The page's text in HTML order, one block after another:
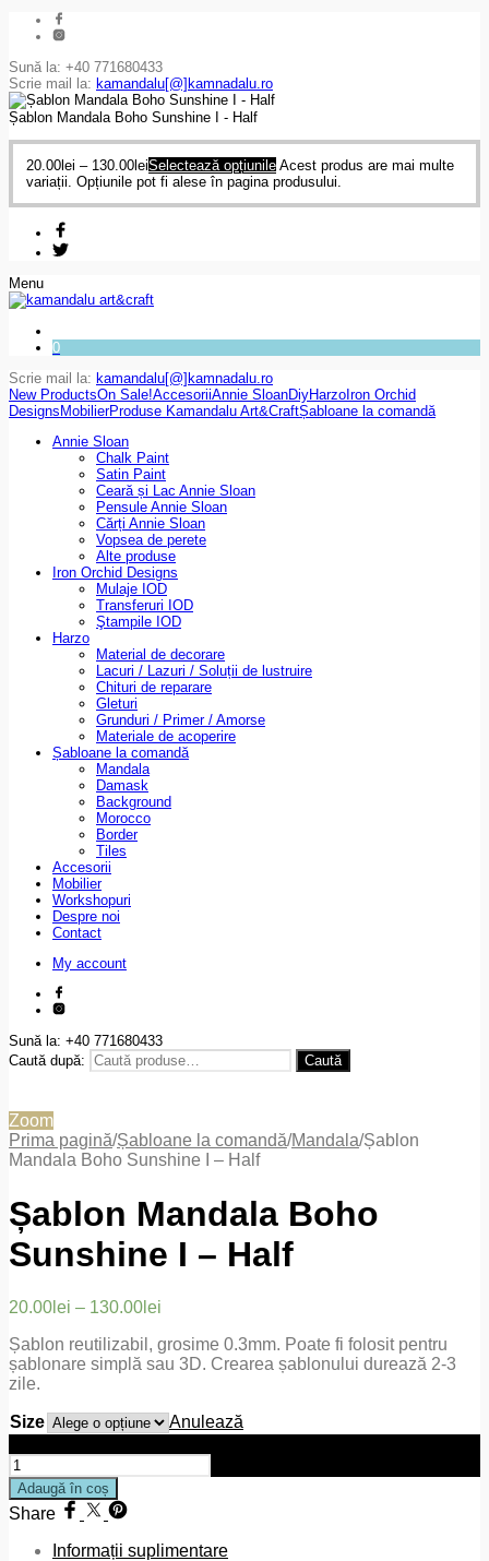
Sună la: +40 771680433
Scrie mail la: kamandalu[@]kamnadalu.ro
Șablon Mandala Boho Sunshine I - Half
20.00 lei – 130.00 leiSelectează opțiunile Acest produs are mai multe
variații. Opțiunile pot fi alese în pagina produsului.
Menu
0
Scrie mail la: kamandalu[@]kamnadalu.ro
New ProductsOn Sale!AccesoriiAnnie SloanDiyHarzo Iron Orchid
Designs MobilierProduse Kamandalu Art&CraftȘabloane la comandă
Annie Sloan
Chalk Paint
Satin Paint
Ceară și Lac Annie Sloan
Pensule Annie Sloan
Cărți Annie Sloan
Vopsea de perete
Alte produse
Iron Orchid Designs
Mulaje IOD
Transferuri IOD
Ştampile IOD
Harzo
Material de decorare
Lacuri / Lazuri / Soluții de lustruire
Chituri de reparare
Gleturi
Grunduri / Primer / Amorse
Materiale de acoperire
Șabloane la comandă
Mandala
Damask
Background
Morocco
Border
Tiles
Accesorii
Mobilier
Workshopuri
Despre noi
Contact
My account
Sună la: +40 771680433
Caută după:
Caută
Zoom
Prima pagină/Șabloane la comandă/Mandala/Șablon
Mandala Boho Sunshine I – Half
Șablon Mandala Boho
Sunshine I – Half
20.00 lei – 130.00 lei
Șablon reutilizabil, grosime 0.3mm. Poate fi folosit pentru
șablonare simplă sau 3D. Crearea șablonului durează 2-3
zile.
Size
Anulează
Adaugă în coș
Share
Informații suplimentare